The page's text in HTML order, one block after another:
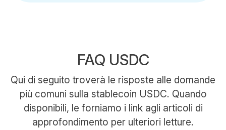
FAQ USDC
Qui di seguito troverà le risposte alle domande
più comuni sulla stablecoin USDC. Quando
disponibili, le forniamo i link agli articoli di
approfondimento per ulteriori letture.